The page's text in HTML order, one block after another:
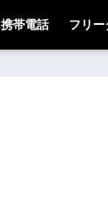
携帯電話 フリ